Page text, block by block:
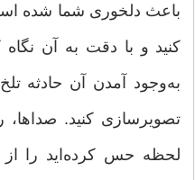
باعث دلخوری شما شده
كنید و با دقت به آن
به‌وجود آمدن آن حادثه
تصویرسازی كنید.
لحظه حس كرده‌اید را از